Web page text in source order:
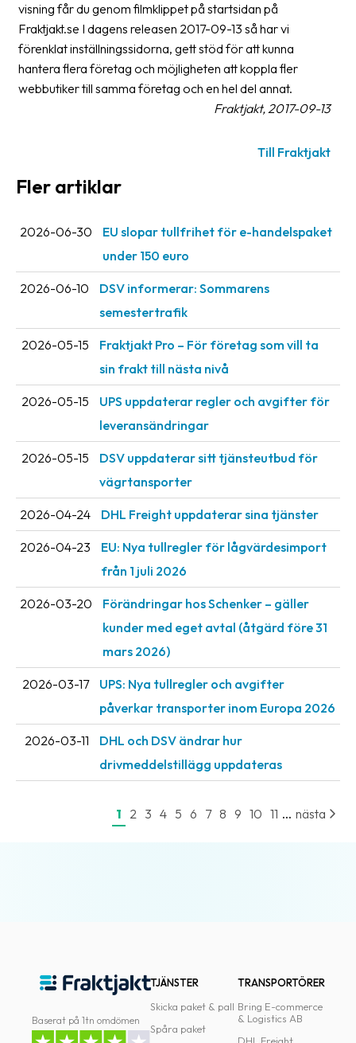
Kundtjänst
Om
företaget
Medarbetare
Nyhetsarkiv
Kontakta
oss
Villkor
Allmänna
villkor
Förbjudet
och
farligt
visning får du genom filmklippet på startsidan på
Fraktjakt.se I dagens releasen 2017-09-13 så har vi
förenklat inställningssidorna, gett stöd för att kunna
hantera flera företag och möjligheten att koppla fler
webbutiker till samma företag och en hel del annat.
Fraktjakt, 2017-09-13
Till Fraktjakt
Fler artiklar
2026-06-30
EU slopar tullfrihet för e-handelspaket
under 150 euro
2026-06-10
DSV informerar: Sommarens
semestertrafik
2026-05-15
Fraktjakt Pro – För företag som vill ta
sin frakt till nästa nivå
2026-05-15
UPS uppdaterar regler och avgifter för
leveransändringar
2026-05-15
DSV uppdaterar sitt tjänsteutbud för
vägrtansporter
2026-04-24 DHL Freight uppdaterar sina tjänster
2026-04-23
EU: Nya tullregler för låg­värdesimport
från 1 juli 2026
2026-03-20
Förändringar hos Schenker – gäller
kunder med eget avtal (åtgärd före 31
mars 2026)
2026-03-17
UPS: Nya tullregler och avgifter
påverkar transporter inom Europa 2026
2026-03-11
DHL och DSV ändrar hur
drivmeddelstillägg uppdateras
1 2 3 4 5 6 7 8 9 10 11 ... nästa
Baserat på 1tn omdömen
TJÄNSTER
Skicka paket & pall
Spåra paket
TRANSPORTÖRER
Bring E-commerce
& Logistics AB